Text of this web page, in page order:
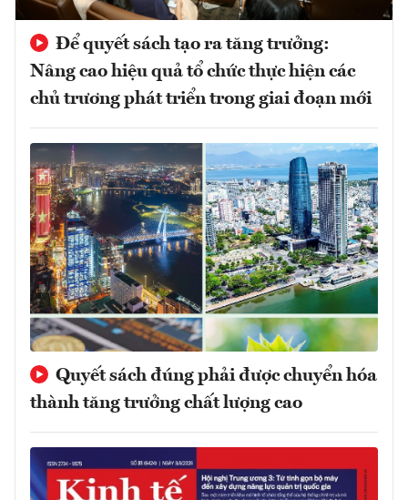
Để quyết sách tạo ra tăng trưởng:
Nâng cao hiệu quả tổ chức thực hiện các
chủ trương phát triển trong giai đoạn mới
Quyết sách đúng phải được chuyển hóa
thành tăng trưởng chất lượng cao